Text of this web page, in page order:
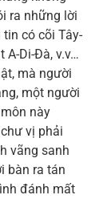
ra những lời
có cõi Tây-
A-Di-Đà, v.v…
mà người
một người
này
vị phải
vãng sanh
bàn ra tán
đánh mất